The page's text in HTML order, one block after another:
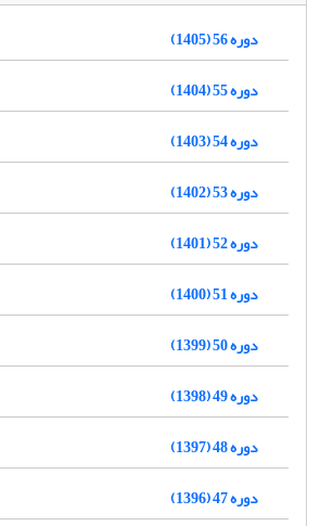
دوره 56 (1405)
دوره 55 (1404)
دوره 54 (1403)
دوره 53 (1402)
دوره 52 (1401)
دوره 51 (1400)
دوره 50 (1399)
دوره 49 (1398)
دوره 48 (1397)
دوره 47 (1396)